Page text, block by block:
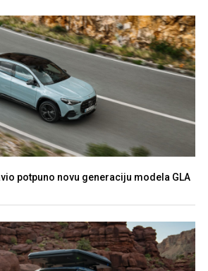
potpuno novu generaciju modela GLA